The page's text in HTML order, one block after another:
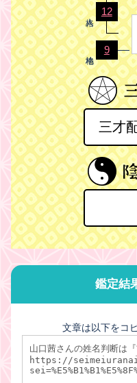
12
9
三才
鑑定結
文章は以下をコ